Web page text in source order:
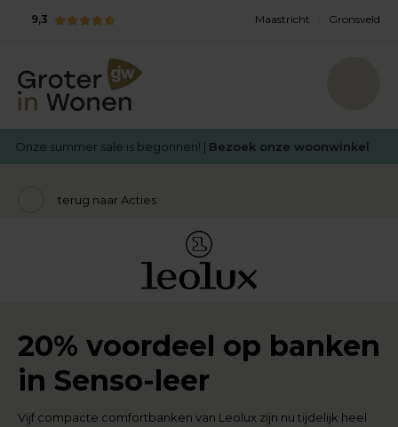
9,3 Maastricht Gronsveld
Onze summer sale is begonnen! | Bezoek onze woonwinkel
terug naar Acties
20% voordeel op banken
in Senso-leer
Vijf compacte comfortbanken van Leolux zijn nu tijdelijk heel